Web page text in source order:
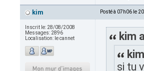
kim Posté à 07h06 le
Inscrit le: 28/08/2008
Messages: 2896
Localisation: le cannet
kim
si tu